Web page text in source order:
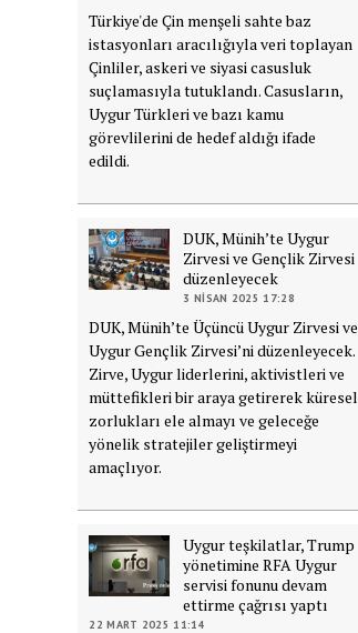
Türkiye'de Çin menşeli sahte baz
istasyonları aracılığıyla veri toplayan
Çinliler, askeri ve siyasi casusluk
suçlamasıyla tutuklandı. Casusların,
Uygur Türkleri ve bazı kamu
görevlilerini de hedef aldığı ifade
edildi.
DUK, Münih’te Uygur
Zirvesi ve Gençlik Zirvesi
düzenleyecek
3 NISAN 2025 17:28
DUK, Münih’te Üçüncü Uygur Zirvesi ve
Uygur Gençlik Zirvesi’ni düzenleyecek.
Zirve, Uygur liderlerini, aktivistleri ve
müttefikleri bir araya getirerek küresel
zorlukları ele almayı ve geleceğe
yönelik stratejiler geliştirmeyi
amaçlıyor.
Uygur teşkilatlar, Trump
yönetimine RFA Uygur
servisi fonunu devam
ettirme çağrısı yaptı
22 MART 2025 11:14